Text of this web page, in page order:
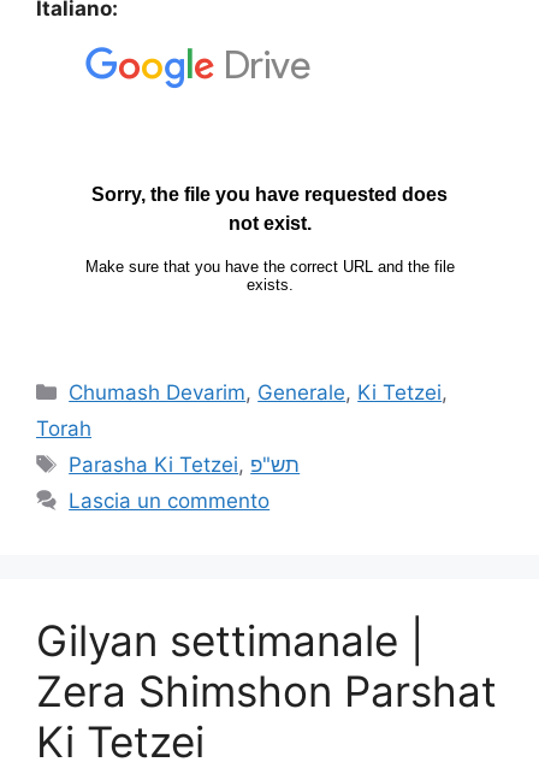
Italiano:
Chumash Devarim, Generale, Ki Tetzei,
Torah
Parasha Ki Tetzei, תש"פ
Lascia un commento
Gilyan settimanale |
Zera Shimshon Parshat
Ki Tetzei